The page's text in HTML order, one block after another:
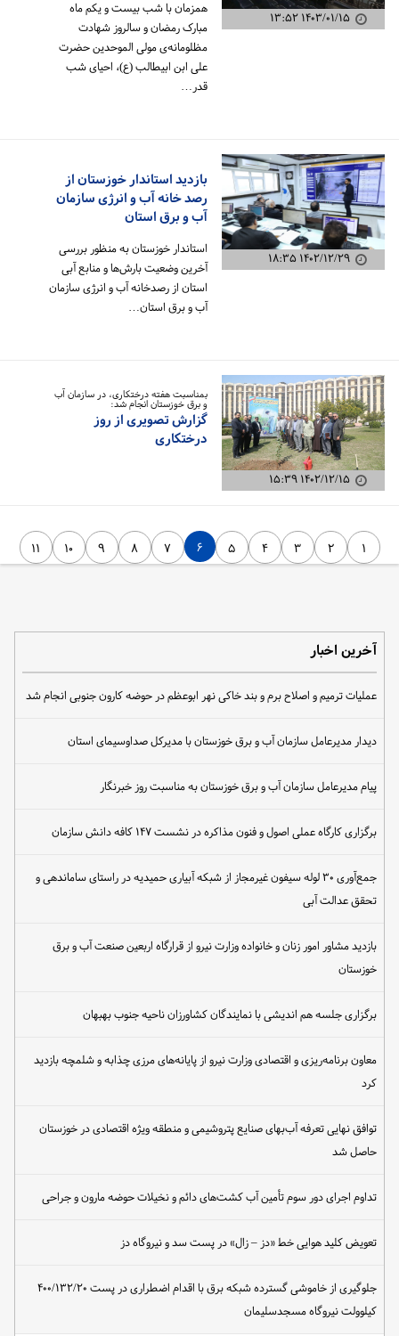
۱۴۰۳/۰۱/۱۵ ۱۳:۵۲
همزمان با شب بیست و یکم ماه
مبارک رمضان و سالروز شهادت
مظلومانه‌ی مولی الموحدین حضرت
علی ابن ابیطالب (ع)، احیای شب
قدر…
۱۴۰۲/۱۲/۲۹ ۱۸:۳۵
بازدید استاندار خوزستان از
رصد خانه آب و انرژی سازمان
آب و برق استان
استاندار خوزستان به منظور بررسی
آخرین وضعیت بارش‌ها و منابع آبی
استان از رصدخانه آب و انرژی سازمان
آب و برق استان…
۱۴۰۲/۱۲/۱۵ ۱۵:۳۹
بمناسبت هفته درختکاری، در سازمان آب
و برق خوزستان انجام شد:
گزارش تصویری از روز
درختکاری
۱ ۲ ۳ ۴ ۵ ۶ ۷ ۸ ۹ ۱۰ ۱۱
آخرین اخبار
عملیات ترمیم و اصلاح برم و بند خاکی نهر ابوعظم در حوضه کارون جنوبی انجام شد
دیدار مدیرعامل سازمان آب و برق خوزستان با مدیرکل صداوسیمای استان
پیام مدیرعامل سازمان آب و برق خوزستان به مناسبت روز خبرنگار
برگزاری کارگاه عملی اصول و فنون مذاکره در نشست ۱۴۷ کافه دانش سازمان
جمع‌آوری ۳۰ لوله سیفون غیرمجاز از شبکه آبیاری حمیدیه در راستای ساماندهی و
تحقق عدالت آبی
بازدید مشاور امور زنان و خانواده وزارت نیرو از قرارگاه اربعین صنعت آب و برق
خوزستان
برگزاری جلسه هم اندیشی با نمایندگان کشاورزان ناحیه جنوب بهبهان
معاون برنامه‌ریزی و اقتصادی وزارت نیرو از پایانه‌های مرزی چذابه و شلمچه بازدید
کرد
توافق نهایی تعرفه آب‌بهای صنایع پتروشیمی و منطقه ویژه اقتصادی در خوزستان
حاصل شد
تداوم اجرای دور سوم تأمین آب کشت‌های دائم و نخیلات حوضه مارون و جراحی
تعویض کلید هوایی خط «دز – زال» در پست سد و نیروگاه دز
جلوگیری از خاموشی گسترده شبکه برق با اقدام اضطراری در پست ۴۰۰/۱۳۲/۲۰
کیلوولت نیروگاه مسجدسلیمان